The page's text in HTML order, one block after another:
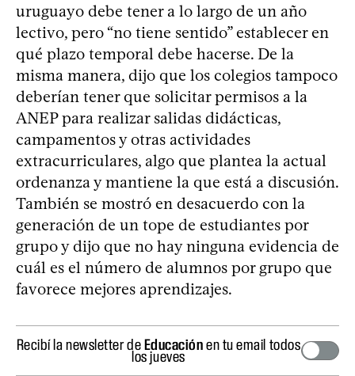
uruguayo debe tener a lo largo de un año
lectivo, pero “no tiene sentido” establecer en
qué plazo temporal debe hacerse. De la
misma manera, dijo que los colegios tampoco
deberían tener que solicitar permisos a la
ANEP para realizar salidas didácticas,
campamentos y otras actividades
extracurriculares, algo que plantea la actual
ordenanza y mantiene la que está a discusión.
También se mostró en desacuerdo con la
generación de un tope de estudiantes por
grupo y dijo que no hay ninguna evidencia de
cuál es el número de alumnos por grupo que
favorece mejores aprendizajes.
Recibí la newsletter deEducaciónen tu email todos
los jueves